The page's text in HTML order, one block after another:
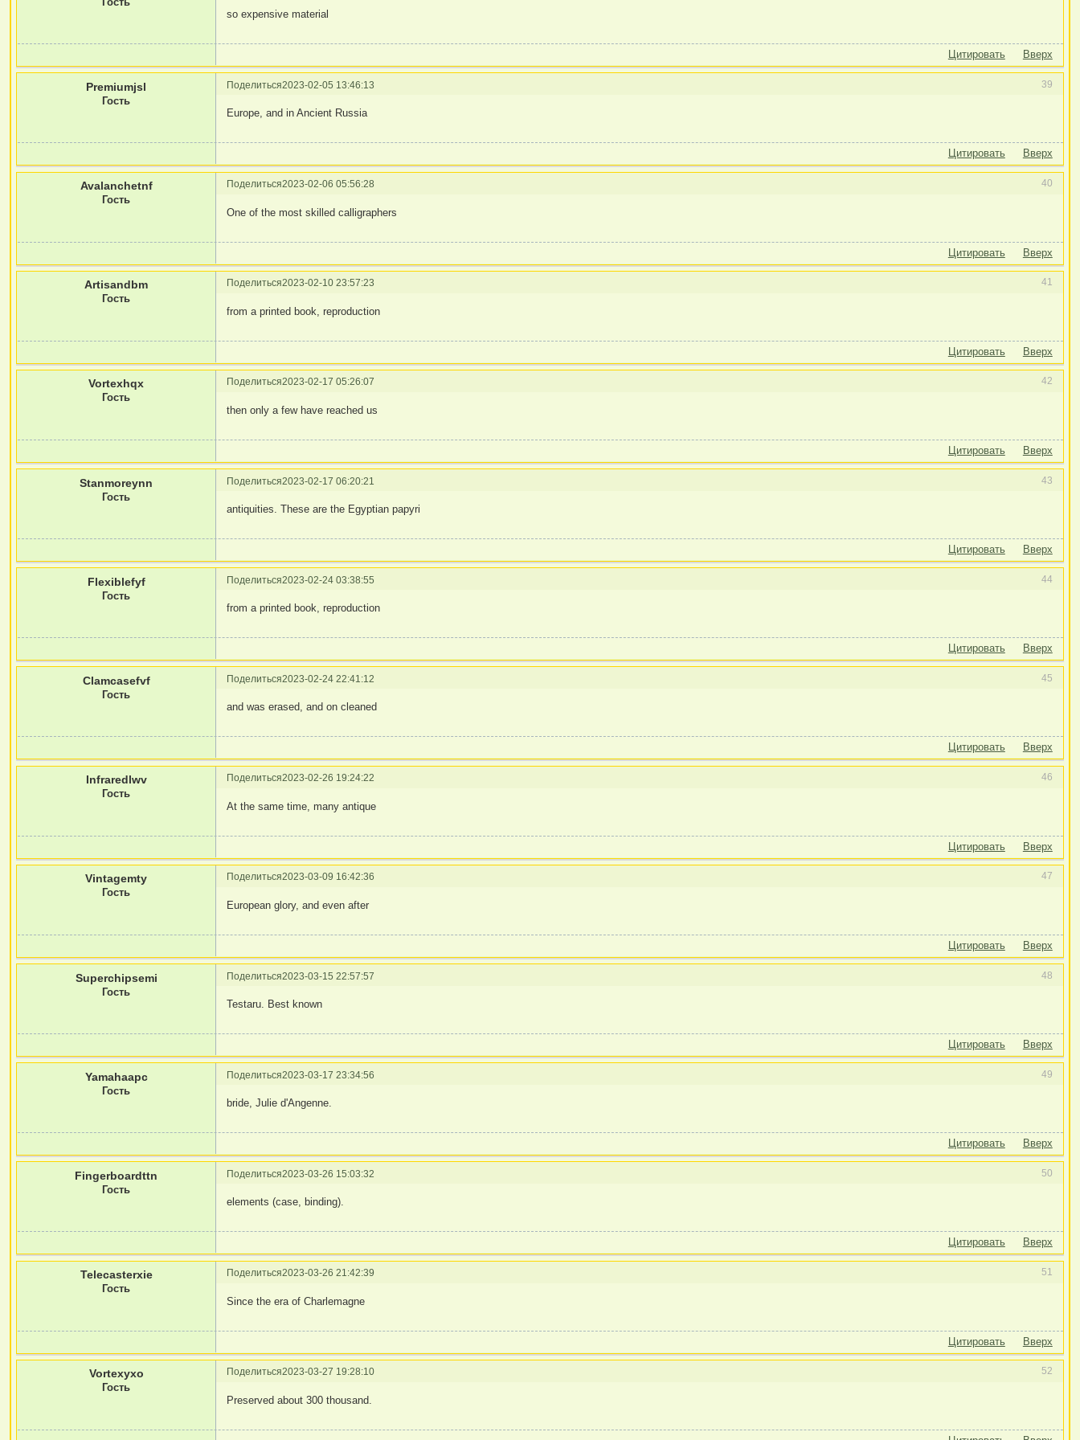
so expensive material
Цитировать Вверх
Поделиться 39
2023-02-05 13:46:13
Premiumjsl
Гость
Europe, and in Ancient Russia
Цитировать Вверх
Поделиться 40
2023-02-06 05:56:28
Avalanchetnf
Гость
One of the most skilled calligraphers
Цитировать Вверх
Поделиться 41
2023-02-10 23:57:23
Artisandbm
Гость
from a printed book, reproduction
Цитировать Вверх
Поделиться 42
2023-02-17 05:26:07
Vortexhqx
Гость
then only a few have reached us
Цитировать Вверх
Поделиться 43
2023-02-17 06:20:21
Stanmoreynn
Гость
antiquities. These are the Egyptian papyri
Цитировать Вверх
Поделиться 44
2023-02-24 03:38:55
Flexiblefyf
Гость
from a printed book, reproduction
Цитировать Вверх
Поделиться 45
2023-02-24 22:41:12
Clamcasefvf
Гость
and was erased, and on cleaned
Цитировать Вверх
Поделиться 46
2023-02-26 19:24:22
Infraredlwv
Гость
At the same time, many antique
Цитировать Вверх
Поделиться 47
2023-03-09 16:42:36
Vintagemty
Гость
European glory, and even after
Цитировать Вверх
Поделиться 48
2023-03-15 22:57:57
Superchipsemi
Гость
Testaru. Best known
Цитировать Вверх
Поделиться 49
2023-03-17 23:34:56
Yamahaapc
Гость
bride, Julie d'Angenne.
Цитировать Вверх
Поделиться 50
2023-03-26 15:03:32
Fingerboardttn
Гость
elements (case, binding).
Цитировать Вверх
Поделиться 51
2023-03-26 21:42:39
Telecasterxie
Гость
Since the era of Charlemagne
Цитировать Вверх
Поделиться 52
2023-03-27 19:28:10
Vortexyxo
Гость
Preserved about 300 thousand.